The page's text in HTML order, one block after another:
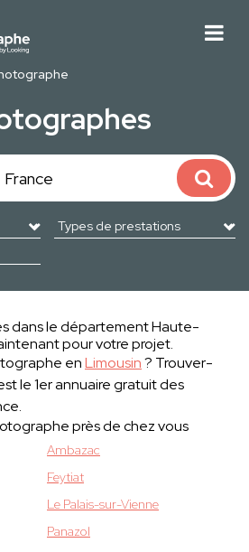
dans le département Haute-
pour votre projet.
enLimousin? Trouver-
le 1er annuaire gratuit des
près de chez vous
Ambazac
Feytiat
Le Palais-sur-Vienne
Panazol